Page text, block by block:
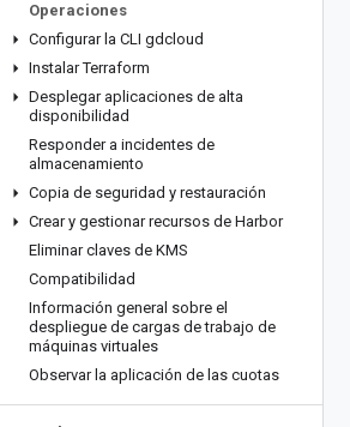
Operaciones
Configurar la CLI gdcloud
Instalar Terraform
Desplegar aplicaciones de alta
disponibilidad
Responder a incidentes de
almacenamiento
Copia de seguridad y restauración
Crear y gestionar recursos de Harbor
Eliminar claves de KMS
Compatibilidad
Información general sobre el
despliegue de cargas de trabajo de
máquinas virtuales
Observar la aplicación de las cuotas